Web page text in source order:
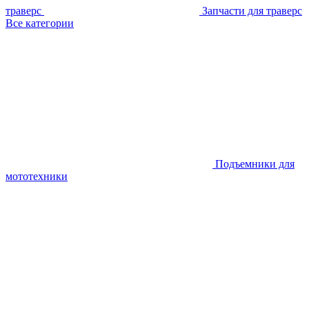
траверс
Запчасти для траверс
Все категории
Подъемники для
мототехники